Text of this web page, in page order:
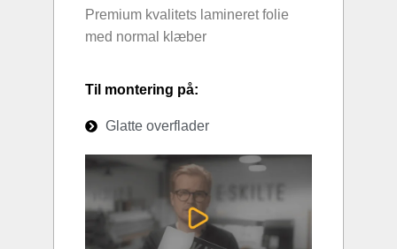
Premium kvalitets lamineret folie
med normal klæber
Til montering på:
Glatte overflader